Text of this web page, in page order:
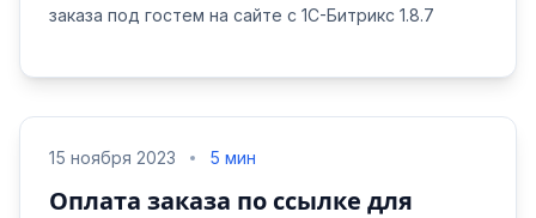
заказа под гостем на сайте с 1С-Битрикс 1.8.7
15 ноября 2023 5 мин
Оплата заказа по ссылке для